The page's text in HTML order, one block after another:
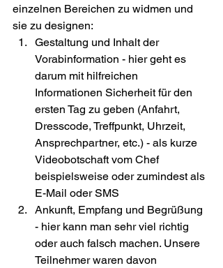
einzelnen Bereichen zu widmen und
sie zu designen:
Gestaltung und Inhalt der
Vorabinformation - hier geht es
darum mit hilfreichen
Informationen Sicherheit für den
ersten Tag zu geben (Anfahrt,
Dresscode, Treffpunkt, Uhrzeit,
Ansprechpartner, etc.) - als kurze
Videobotschaft vom Chef
beispielsweise oder zumindest als
E-Mail oder SMS
Ankunft, Empfang und Begrüßung
- hier kann man sehr viel richtig
oder auch falsch machen. Unsere
Teilnehmer waren davon